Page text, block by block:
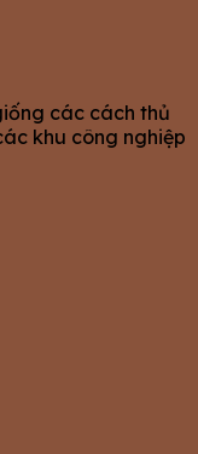
các cách thủ
khu công nghiệp